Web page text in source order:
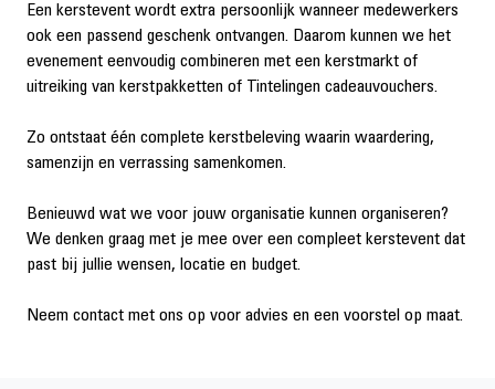
Een kerstevent wordt extra persoonlijk wanneer medewerkers
ook een passend geschenk ontvangen. Daarom kunnen we het
evenement eenvoudig combineren met een kerstmarkt of
uitreiking van kerstpakketten of Tintelingen cadeauvouchers.
Zo ontstaat één complete kerstbeleving waarin waardering,
samenzijn en verrassing samenkomen.
Benieuwd wat we voor jouw organisatie kunnen organiseren?
We denken graag met je mee over een compleet kerstevent dat
past bij jullie wensen, locatie en budget.
Neem contact met ons op voor advies en een voorstel op maat.